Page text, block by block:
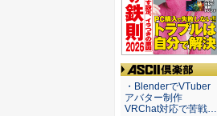
ASCII倶楽部
・BlenderでVTuber
アバター制作
VRChat対応で苦戦…